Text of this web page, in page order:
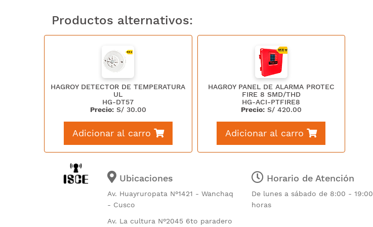
Productos alternativos:
HAGROY DETECTOR DE TEMPERATURA
UL
HG-DT57
Precio: S/ 30.00
Adicionar al carro
HAGROY PANEL DE ALARMA PROTEC
FIRE 8 SMD/THD
HG-ACI-PTFIRE8
Precio: S/ 420.00
Adicionar al carro
Ubicaciones
Av. Huayruropata N°1421 - Wanchaq
- Cusco
Av. La cultura N°2045 6to paradero
Horario de Atención
De lunes a sábado de 8:00 - 19:00
horas